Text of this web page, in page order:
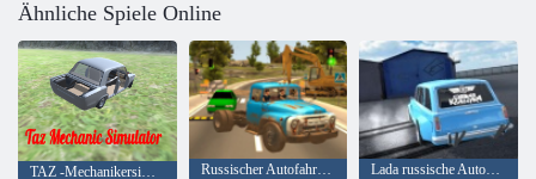
Ähnliche Spiele Online
TAZ -Mechanikersimulator Russischer Autofahrer Zil 130 Lada russische Autodrift